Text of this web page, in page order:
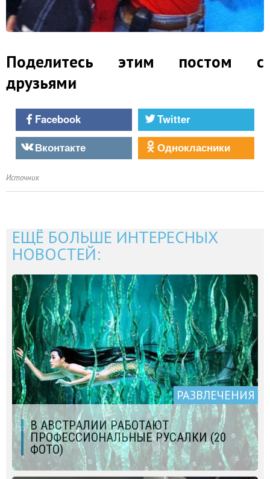
Поделитесь этим постом с
друзьями
Facebook
Twitter
Вконтакте
Однокласники
Источник
ЕЩЁ БОЛЬШЕ ИНТЕРЕСНЫХ
НОВОСТЕЙ:
РАЗВЛЕЧЕНИЯ
В АВСТРАЛИИ РАБОТАЮТ
ПРОФЕССИОНАЛЬНЫЕ РУСАЛКИ (20
ФОТО)